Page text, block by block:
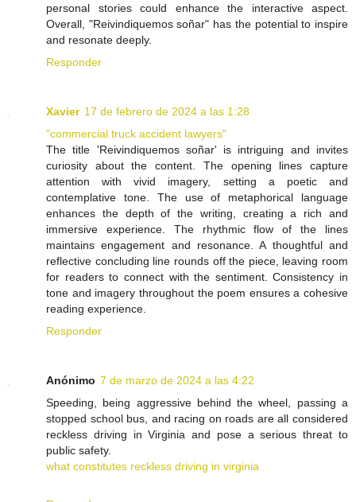
personal stories could enhance the interactive aspect.
Overall, "Reivindiquemos soñar" has the potential to inspire
and resonate deeply.
Responder
Xavier 17 de febrero de 2024 a las 1:28
"commercial truck accident lawyers"
The title 'Reivindiquemos soñar' is intriguing and invites
curiosity about the content. The opening lines capture
attention with vivid imagery, setting a poetic and
contemplative tone. The use of metaphorical language
enhances the depth of the writing, creating a rich and
immersive experience. The rhythmic flow of the lines
maintains engagement and resonance. A thoughtful and
reflective concluding line rounds off the piece, leaving room
for readers to connect with the sentiment. Consistency in
tone and imagery throughout the poem ensures a cohesive
reading experience.
Responder
Anónimo 7 de marzo de 2024 a las 4:22
Speeding, being aggressive behind the wheel, passing a
stopped school bus, and racing on roads are all considered
reckless driving in Virginia and pose a serious threat to
public safety.
what constitutes reckless driving in virginia